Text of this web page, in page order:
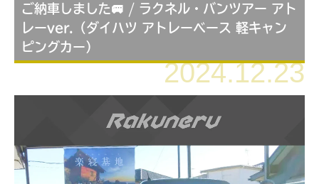
ご納車しました🚐 / ラクネル・バンツアー アト
レーver.（ダイハツ アトレーベース 軽キャン
ピングカー）
2024.12.23